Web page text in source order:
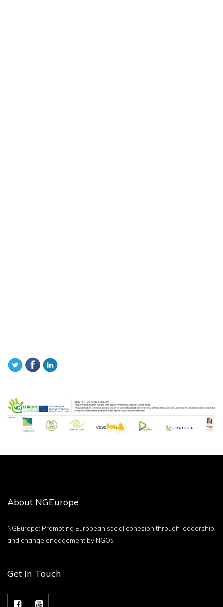
About NGEurope
NGEurope: Promoting European social cohesion through leadership
and change engagement by NGOs
Get In Touch